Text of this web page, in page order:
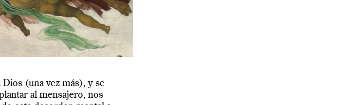
(una vez más), y se
al mensajero, nos